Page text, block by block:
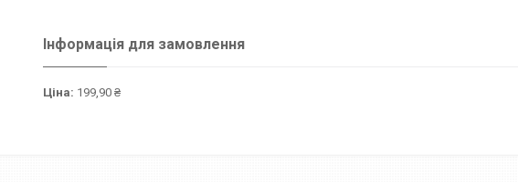
Інформація для замовлення
Ціна: 199,90 ₴